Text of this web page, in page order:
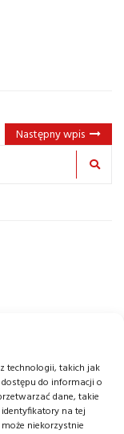
technologii, takich jak
do informacji o
dane, takie
na tej
niekorzystnie
Następny wpis